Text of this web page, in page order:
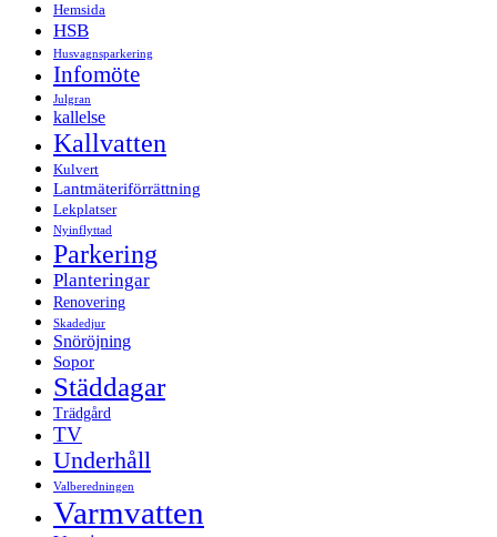
Hemsida
HSB
Husvagnsparkering
Infomöte
Julgran
kallelse
Kallvatten
Kulvert
Lantmäteriförrättning
Lekplatser
Nyinflyttad
Parkering
Planteringar
Renovering
Skadedjur
Snöröjning
Sopor
Städdagar
Trädgård
TV
Underhåll
Valberedningen
Varmvatten